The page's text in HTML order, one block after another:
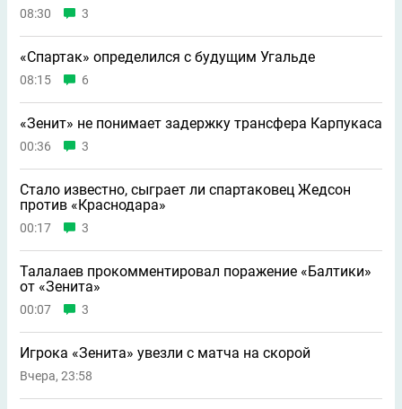
08:30 3
«Спартак» определился с будущим Угальде
08:15 6
«Зенит» не понимает задержку трансфера Карпукаса
00:36 3
Стало известно, сыграет ли спартаковец Жедсон
против «Краснодара»
00:17 3
Талалаев прокомментировал поражение «Балтики»
от «Зенита»
00:07 3
Игрока «Зенита» увезли с матча на скорой
Вчера, 23:58